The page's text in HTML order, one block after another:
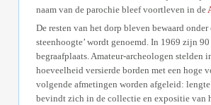
naam van de parochie bleef voortleven in de
De resten van het dorp bleven bewaard
steenhoogte’ wordt genoemd. In 1969 zijn
begraafplaats. Amateur-archeologen
hoeveelheid versierde borden met een
volgende afmetingen worden afgeleid:
bevindt zich in de collectie en expositie van